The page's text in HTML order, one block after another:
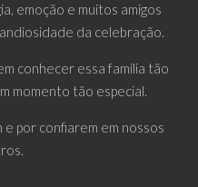
emoção e muitos amigos
da celebração.
conhecer essa família tão
momento tão especial.
por confiarem em nossos